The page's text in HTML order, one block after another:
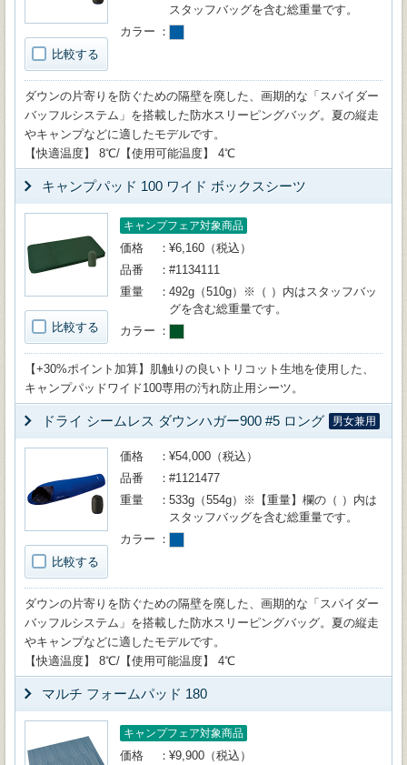
比較する
スタッフバッグを含む総重量です。
カラー
ダウンの片寄りを防ぐための隔壁を廃した、画期的な「スパイダー
バッフルシステム」を搭載した防水スリーピングバッグ。夏の縦走
やキャンプなどに適したモデルです。
【快適温度】 8℃/【使用可能温度】 4℃
キャンプパッド 100 ワイド ボックスシーツ
比較する
キャンプフェア対象商品
価格
¥6,160（税込）
品番
#1134111
重量
492g（510g）※（ ）内はスタッフバッ
グを含む総重量です。
カラー
【+30%ポイント加算】肌触りの良いトリコット生地を使用した、
キャンプパッドワイド100専用の汚れ防止用シーツ。
ドライ シームレス ダウンハガー900 #5 ロング 男女兼用
比較する
価格
¥54,000（税込）
品番
#1121477
重量
533g（554g）※【重量】欄の（ ）内は
スタッフバッグを含む総重量です。
カラー
ダウンの片寄りを防ぐための隔壁を廃した、画期的な「スパイダー
バッフルシステム」を搭載した防水スリーピングバッグ。夏の縦走
やキャンプなどに適したモデルです。
【快適温度】 8℃/【使用可能温度】 4℃
マルチ フォームパッド 180
キャンプフェア対象商品
価格 ¥9,900（税込）